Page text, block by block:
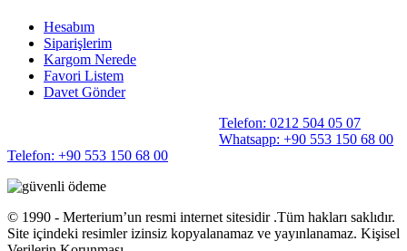
Hesabım
Siparişlerim
Kargom Nerede
Favori Listem
Davet Gönder
Telefon: 0212 504 05 07
Whatsapp: +90 553 150 68 00
Telefon: +90 553 150 68 00
©️ 1990 - Merterium’un resmi internet sitesidir .Tüm hakları saklıdır.
Site içindeki resimler izinsiz kopyalanamaz ve yayınlanamaz. Kişisel